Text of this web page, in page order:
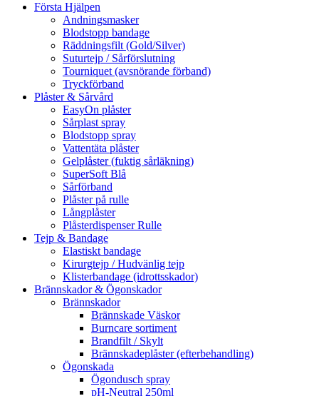
Första Hjälpen
Andningsmasker
Blodstopp bandage
Räddningsfilt (Gold/Silver)
Suturtejp / Sårförslutning
Tourniquet (avsnörande förband)
Tryckförband
Plåster & Sårvård
EasyOn plåster
Sårplast spray
Blodstopp spray
Vattentäta plåster
Gelplåster (fuktig sårläkning)
SuperSoft Blå
Sårförband
Plåster på rulle
Långplåster
Plåsterdispenser Rulle
Tejp & Bandage
Elastiskt bandage
Kirurgtejp / Hudvänlig tejp
Klisterbandage (idrottsskador)
Brännskador & Ögonskador
Brännskador
Brännskade Väskor
Burncare sortiment
Brandfilt / Skylt
Brännskadeplåster (efterbehandling)
Ögonskada
Ögondusch spray
pH-Neutral 250ml